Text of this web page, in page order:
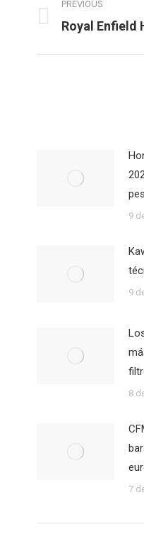
navigation
PREVIOUS
Previous
Royal Enfield
9
9
8
7